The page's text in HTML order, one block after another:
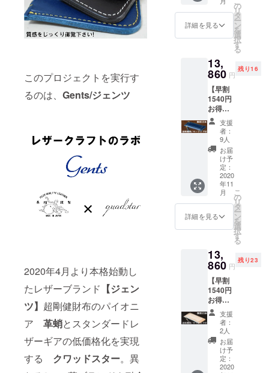
このプロジェクトを実行す
るのは、 Gents/ジェンツ
2020年4月より本格始動し
たレザーブランド 【ジェン
ツ】 超剛健財布のパイオニ
ア 革蛸とスタンダードレ
ザーギアの低価格化を実現
する クワッドスター。異
ダクトを
行っていま
す。大量生
とらわれず
天然皮革を
大切に【注
文を頂いて
から仕立て
る】オー
ダーメイド
やワンオフ
アイテムの
製作で希少
価値を大切
に製品をリ
【Gents】
クワッドス
ターと革た
このコラボ
レーション
【Gents/
料無料
・キー
フォブ
は
【ゴー
【アン
ティー
ク】か
らご選
択下さ
い 詳細
縦:8cm
横:15.5
cm-
16.5cm
(台形)
ステッ
チカ
ラー:-ホ
ワイト
ライセ
ンスポ
ポケッ
ト/1
TAKO
ジッ
パー付
きポ
ケッ
ト/1
キー
ファブ
連結金
具付 日
本製
詳細を見る
の
リ
タ
ー
ン
を
選
択
す
る
13,
860 円
残り16
【早割
1540円
お得】
スモー
ルポ
ケット
イン
ブッ
テーロ
ブルー
・送料
無料 ・
キー
フォブ
は
【ゴー
【アン
ティー
ク】か
らご選
択下さ
い 詳細
縦:8cm
横:15.5
cm-
16.5cm
(台形)
ステッ
チカ
支援
者：
9人
お届
け予
定：
2020
年11
月
詳細を見る
こ
の
リ
タ
ー
ン
を
選
択
す
る
13,
860 円
残り23
【早割
1540円
お得】
スモー
ルポ
ケット
イン
ブッ
テーロ
ナチュ
支援
者：
2人
お届
け予
定：
2020